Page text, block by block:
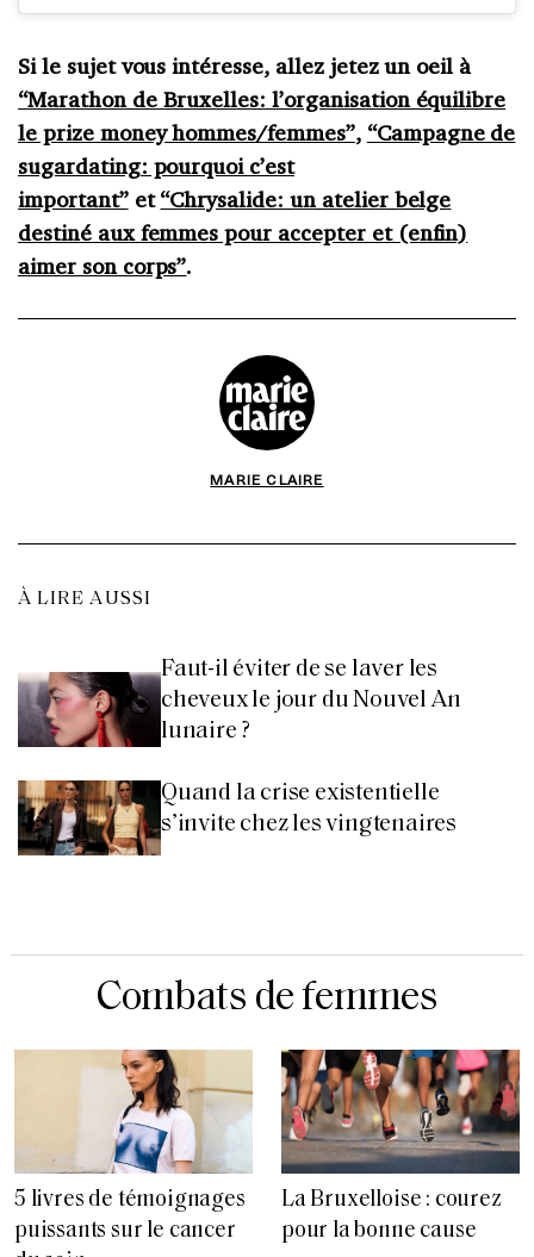
Si le sujet vous intéresse, allez jetez un oeil à
“Marathon de Bruxelles: l’organisation équilibre
le prize money hommes/femmes”, “Campagne de
sugardating: pourquoi c’est
important”et“Chrysalide: un atelier belge
destiné aux femmes pour accepter et (enfin)
aimer son corps”.
MARIE CLAIRE
À LIRE AUSSI
Faut-il éviter de se laver les
cheveux le jour du Nouvel An
lunaire ?
Quand la crise existentielle
s’invite chez les vingtenaires
Combats de femmes
5 livres de témoignages
puissants sur le cancer
La Bruxelloise : courez
pour la bonne cause